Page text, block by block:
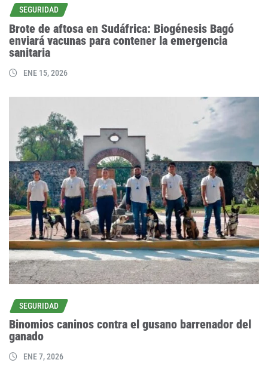
SEGURIDAD
Brote de aftosa en Sudáfrica: Biogénesis Bagó
enviará vacunas para contener la emergencia
sanitaria
ENE 15, 2026
SEGURIDAD
Binomios caninos contra el gusano barrenador del
ganado
ENE 7, 2026